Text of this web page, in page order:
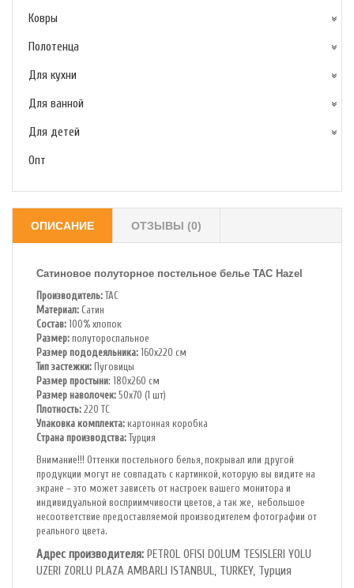
Ковры
Полотенца
Для кухни
Для ванной
Для детей
Опт
ОПИСАНИЕ ОТЗЫВЫ (0)
Сатиновое полуторное постельное белье TAC Hazel
Производитель:TAC
Материал: Сатин
Состав: 100% хлопок
Размер: полутороспальное
Размер пододеяльника: 160х220 см
Тип застежки: Пуговицы
Размер простыни: 180х260 см
Размер наволочек: 50х70 (1 шт)
Плотность: 220 ТС
Упаковка комплекта: картонная коробка
Cтрана производства:Турция
Внимание!!! Оттенки постельного белья, покрывал или другой
продукции могут не совпадать с картинкой, которую вы видите на
экране – это может зависеть от настроек вашего монитора и
индивидуальной восприимчивости цветов, а так же, небольшое
несоответствие предоставляемой производителем фотографии от
реального цвета.
Адрес производителя: PETROL OFlSl DOLUM TESISLERI YOLU
UZERI ZORLU PLAZA AMBARLI ISTANBUL, TURKEY, Турция